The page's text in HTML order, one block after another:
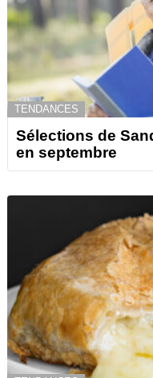
TENDANCES
Sélections de
en septembre